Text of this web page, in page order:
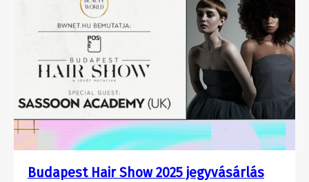
Budapest Hair Show 2025 jegyvásárlás